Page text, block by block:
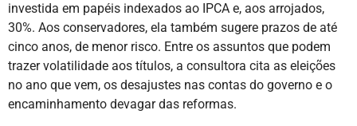
investida em papéis indexados ao IPCA e, aos arrojados,
30%. Aos conservadores, ela também sugere prazos de até
cinco anos, de menor risco. Entre os assuntos que podem
trazer volatilidade aos títulos, a consultora cita as eleições
no ano que vem, os desajustes nas contas do governo e o
encaminhamento devagar das reformas.